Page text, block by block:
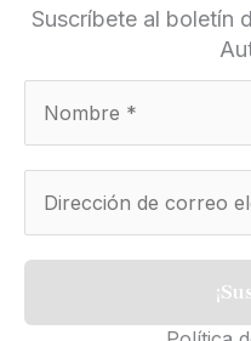
Suscríbete al boletín